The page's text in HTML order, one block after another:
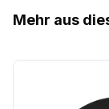
Mehr aus